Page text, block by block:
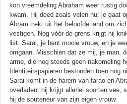
kon vreemdeling Abraham weer rustig
kwam. Hij deed zoals velen nu: je gaat
Abram trekt uit het beloofde land om
vestigen. Nog vóór de grens krijgt hij
list. Sarai, je bent mooie vrouw, en je
omgaan. Misschien dat ze mij, je man,
arme, die nog steeds geen nakomeling
Identiteitspapieren bestonden toen nog
Sarai komt in de harem van farao en
overladen: hij krijgt allerlei soorten vee,
hij de souteneur van zijn eigen vrouw.